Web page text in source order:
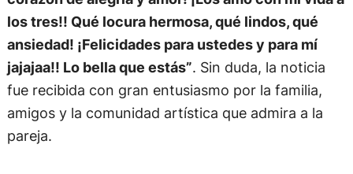
los tres!! Qué locura hermosa, qué lindos, qué
ansiedad! ¡Felicidades para ustedes y para mí
jajajaa!! Lo bella que estás”. Sin duda, la noticia
fue recibida con gran entusiasmo por la familia,
amigos y la comunidad artística que admira a la
pareja.